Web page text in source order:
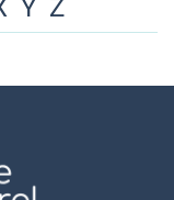
Y Z